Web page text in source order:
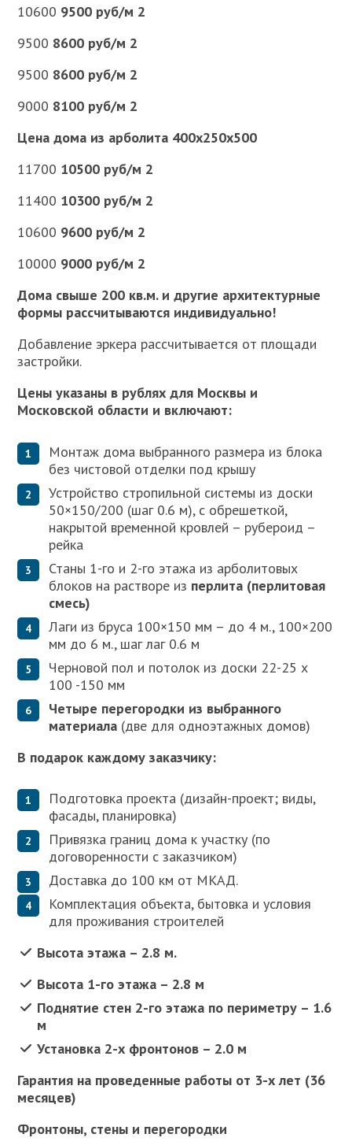
10600 9500 руб/м 2
9500 8600 руб/м 2
9500 8600 руб/м 2
9000 8100 руб/м 2
Цена дома из арболита 400х250х500
11700 10500 руб/м 2
11400 10300 руб/м 2
10600 9600 руб/м 2
10000 9000 руб/м 2
Дома свыше 200 кв.м. и другие архитектурные
формы рассчитываются индивидуально!
Добавление эркера рассчитывается от площади
застройки.
Цены указаны в рублях для Москвы и
Московской области и включают:
Монтаж дома выбранного размера из блока
без чистовой отделки под крышу
Устройство стропильной системы из доски
50×150/200 (шаг 0.6 м), с обрешеткой,
накрытой временной кровлей – рубероид –
рейка
Станы 1-го и 2-го этажа из арболитовых
блоков на растворе из перлита (перлитовая
смесь)
Лаги из бруса 100×150 мм – до 4 м., 100×200
мм до 6 м., шаг лаг 0.6 м
Черновой пол и потолок из доски 22-25 x
100 -150 мм
Четыре перегородки из выбранного
материала (две для одноэтажных домов)
В подарок каждому заказчику:
Подготовка проекта (дизайн-проект; виды,
фасады, планировка)
Привязка границ дома к участку (по
договоренности с заказчиком)
Доставка до 100 км от МКАД.
Комплектация объекта, бытовка и условия
для проживания строителей
Высота этажа – 2.8 м.
Высота 1-го этажа – 2.8 м
Поднятие стен 2-го этажа по периметру – 1.6
м
Установка 2-х фронтонов – 2.0 м
Гарантия на проведенные работы от 3-х лет (36
месяцев)
Фронтоны, стены и перегородки